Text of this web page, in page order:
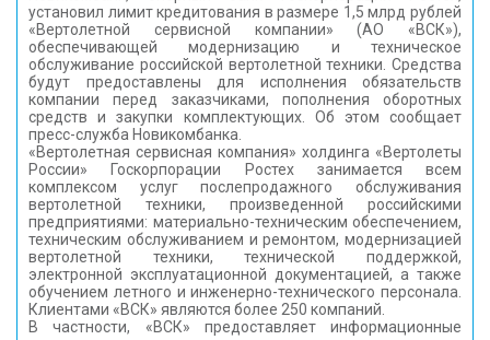
КОНТАКТЫ
установил лимит кредитования в размере 1,5 млрд рублей
«Вертолетной сервисной компании» (АО «ВСК»),
обеспечивающей модернизацию и техническое
обслуживание российской вертолетной техники. Средства
будут предоставлены для исполнения обязательств
компании перед заказчиками, пополнения оборотных
средств и закупки комплектующих. Об этом сообщает
пресс-служба Новикомбанка.
«Вертолетная сервисная компания» холдинга «Вертолеты
России» Госкорпорации Ростех занимается всем
комплексом услуг послепродажного обслуживания
вертолетной техники, произведенной российскими
предприятиями: материально-техническим обеспечением,
техническим обслуживанием и ремонтом, модернизацией
вертолетной техники, технической поддержкой,
электронной эксплуатационной документацией, а также
обучением летного и инженерно-технического персонала.
Клиентами «ВСК» являются более 250 компаний.
В частности, «ВСК» предоставляет информационные